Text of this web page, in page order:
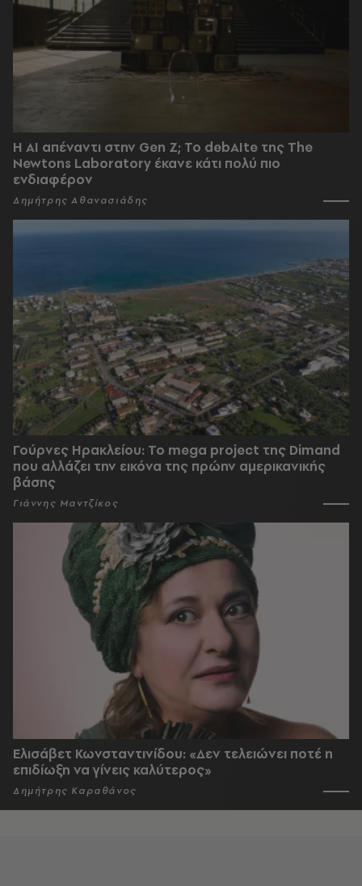
Η AI απέναντι στην Gen Z; Το debAIte της The
Newtons Laboratory έκανε κάτι πολύ πιο
ενδιαφέρον
Δημήτρης Αθανασιάδης
Γούρνες Ηρακλείου: To mega project της Dimand
που αλλάζει την εικόνα της πρώην αμερικανικής
βάσης
Γιάννης Μαντζίκος
Ελισάβετ Κωνσταντινίδου: «Δεν τελειώνει ποτέ η
επιδίωξη να γίνεις καλύτερος»
Δημήτρης Καραθάνος